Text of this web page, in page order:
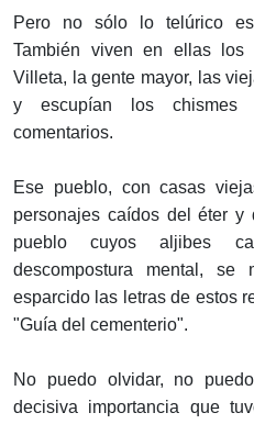
Pero no sólo lo telúrico
También viven en ellas
Villeta, la gente mayor, las
y escupían los chismes
comentarios.
Ese pueblo, con casas
personajes caídos del éter y
pueblo cuyos aljibes
descompostura mental,
esparcido las letras de estos
"Guía del cementerio".
No puedo olvidar, no
decisiva importancia que